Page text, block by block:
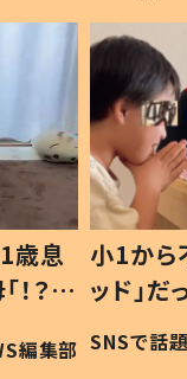
歳息
？」
編集部
小1から
ッド」
作り続
#令和の子
SNSで話題